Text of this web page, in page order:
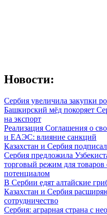
Новости:
Сербия увеличила закупки
Башкирский мёд покоряет
на экспорт
Реализация Соглашения о
и ЕАЭС: влияние санкций
Казахстан и Сербия
Сербия предложила
торговый режим для
потенциалом
В Сербии едят алтайские
Казахстан и Сербия
сотрудничество
Сербия: аграрная страна с